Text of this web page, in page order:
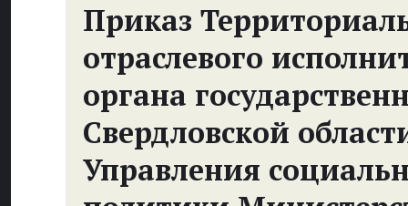
Приказ
отраслевого
органа
Свердловской
Управления